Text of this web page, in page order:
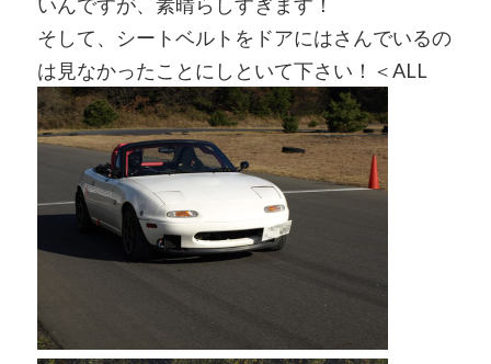
そして、シートベルトをドアにはさんでいるの
は見なかったことにしといて下さい！＜ALL